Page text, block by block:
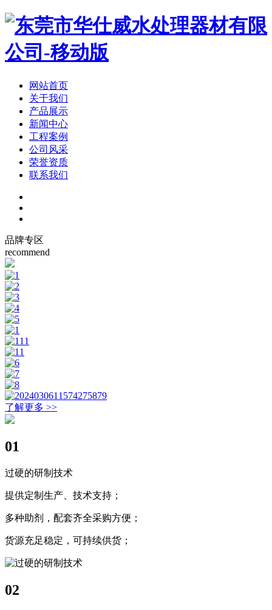
网站首页
关于我们
产品展示
新闻中心
工程案例
公司风采
荣誉资质
联系我们
品牌专区
recommend
了解更多 >>
01
过硬的研制技术
提供定制生产、技术支持；
多种助剂，配套齐全采购方便；
货源充足稳定，可持续供货；
02